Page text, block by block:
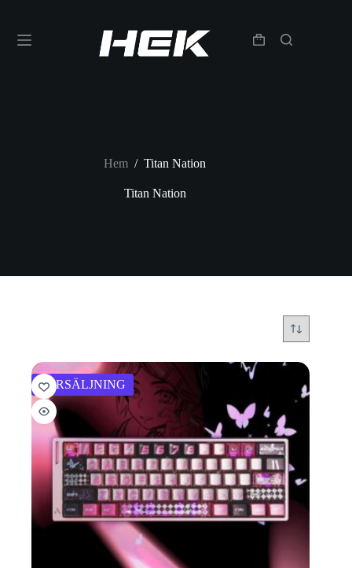
Hem / Titan Nation
Titan Nation
FÖRSÄLJNING